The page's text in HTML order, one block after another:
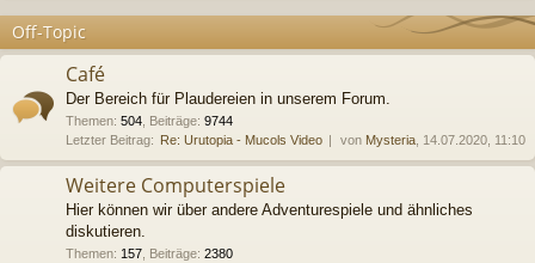
Off-Topic
Café
Der Bereich für Plaudereien in unserem Forum.
Themen: 504 Beiträge: 9744
Letzter Beitrag: Re: Urutopia - Mucols Video von Mysteria , 14.07.2020, 11:10
Weitere Computerspiele
Hier können wir über andere Adventurespiele und ähnliches
diskutieren.
Themen: 157 Beiträge: 2380